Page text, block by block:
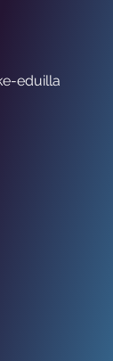
eduilla